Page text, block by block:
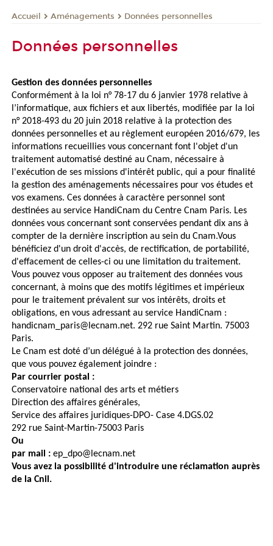
Accueil Aménagements Données personnelles
Données personnelles
Gestion des données personnelles
Conformément à la loi n° 78-17 du 6 janvier 1978 relative à
l’informatique, aux fichiers et aux libertés, modifiée par la loi
n° 2018-493 du 20 juin 2018 relative à la protection des
données personnelles et au règlement européen 2016/679, les
informations recueillies vous concernant font l'objet d'un
traitement automatisé destiné au Cnam, nécessaire à
l'exécution de ses missions d'intérêt public, qui a pour finalité
la gestion des aménagements nécessaires pour vos études et
vos examens. Ces données à caractère personnel sont
destinées au service HandiCnam du Centre Cnam Paris. Les
données vous concernant sont conservées pendant dix ans à
compter de la dernière inscription au sein du Cnam.Vous
bénéficiez d'un droit d'accès, de rectification, de portabilité,
d'effacement de celles-ci ou une limitation du traitement.
Vous pouvez vous opposer au traitement des données vous
concernant, à moins que des motifs légitimes et impérieux
pour le traitement prévalent sur vos intérêts, droits et
obligations, en vous adressant au service HandiCnam :
handicnam_paris@lecnam.net. 292 rue Saint Martin. 75003
Paris.
Le Cnam est doté d’un délégué à la protection des données,
que vous pouvez également joindre :
Par courrier postal :
Conservatoire national des arts et métiers
Direction des affaires générales,
Service des affaires juridiques-DPO- Case 4.DGS.02
292 rue Saint-Martin-75003 Paris
Ou
par mail : ep_dpo@lecnam.net
Vous avez la possibilité d'introduire une réclamation auprès
de la Cnil.